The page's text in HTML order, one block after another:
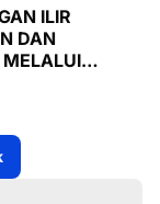
ILIR
DAN
SAMBANG